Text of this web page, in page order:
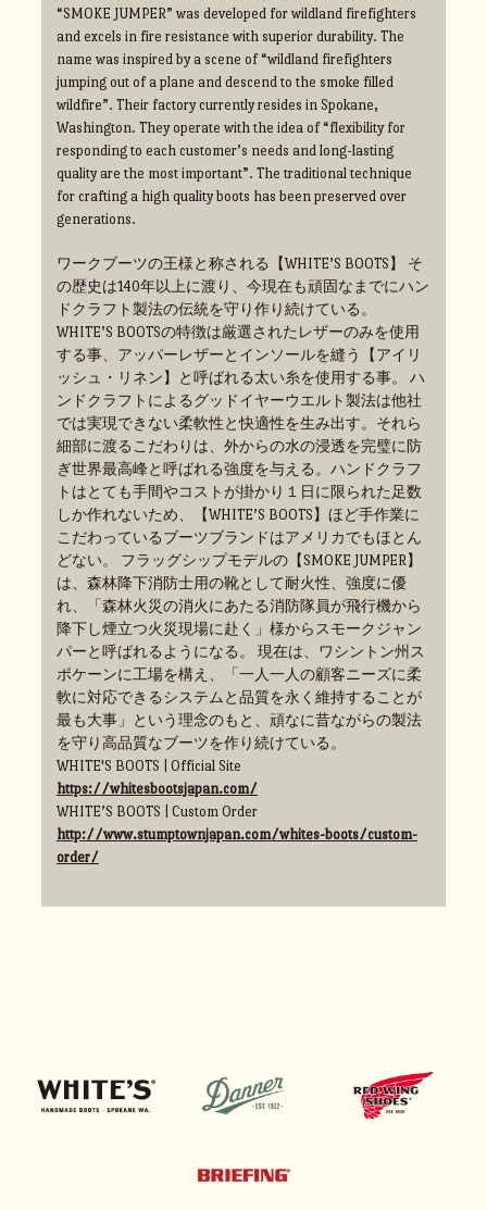
“SMOKE JUMPER” was developed for wildland firefighters
and excels in fire resistance with superior durability. The
name was inspired by a scene of “wildland firefighters
jumping out of a plane and descend to the smoke filled
wildfire”. Their factory currently resides in Spokane,
Washington. They operate with the idea of “flexibility for
responding to each customer’s needs and long-lasting
quality are the most important”. The traditional technique
for crafting a high quality boots has been preserved over
generations.
ワークブーツの王様と称される【WHITE’S BOOTS】 そ
の歴史は140年以上に渡り、今現在も頑固なまでにハン
ドクラフト製法の伝統を守り作り続けている。
WHITE’S BOOTSの特徴は厳選されたレザーのみを使用
する事、アッパーレザーとインソールを縫う【アイリ
ッシュ・リネン】と呼ばれる太い糸を使用する事。 ハ
ンドクラフトによるグッドイヤーウエルト製法は他社
では実現できない柔軟性と快適性を生み出す。それら
細部に渡るこだわりは、外からの水の浸透を完璧に防
ぎ世界最高峰と呼ばれる強度を与える。ハンドクラフ
トはとても手間やコストが掛かり１日に限られた足数
しか作れないため、【WHITE’S BOOTS】ほど手作業に
こだわっているブーツブランドはアメリカでもほとん
どない。 フラッグシップモデルの【SMOKE JUMPER】
は、森林降下消防士用の靴として耐火性、強度に優
れ、「森林火災の消火にあたる消防隊員が飛行機から
降下し煙立つ火災現場に赴く」様からスモークジャン
パーと呼ばれるようになる。 現在は、ワシントン州ス
ポケーンに工場を構え、「一人一人の顧客ニーズに柔
軟に対応できるシステムと品質を永く維持することが
最も大事」という理念のもと、頑なに昔ながらの製法
を守り高品質なブーツを作り続けている。
WHITE'S BOOTS | Official Site
https://whitesbootsjapan.com/
WHITE’S BOOTS | Custom Order
http://www.stumptownjapan.com/whites-boots/custom-
order/